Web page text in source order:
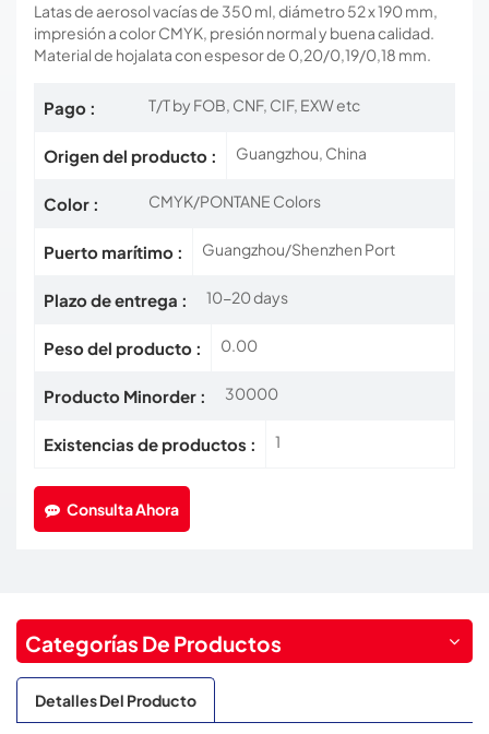
Latas de aerosol vacías de 350 ml, diámetro 52 x 190 mm,
impresión a color CMYK, presión normal y buena calidad.
Material de hojalata con espesor de 0,20/0,19/0,18 mm.
Pago : T/T by FOB, CNF, CIF, EXW etc
Origen del producto : Guangzhou, China
Color : CMYK/PONTANE Colors
Puerto marítimo : Guangzhou/Shenzhen Port
Plazo de entrega : 10-20 days
Peso del producto : 0.00
Producto Minorder : 30000
Existencias de productos : 1
Consulta Ahora
Categorías De Productos
Detalles Del Producto